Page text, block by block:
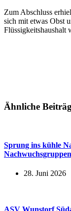
Zum Abschluss
sich mit etwas Obst
Flüssigkeitshaushalt
Ähnliche
Sprung ins kühle
Nachwuchsgruppen
28. Juni 2026
ASV Wunstorf